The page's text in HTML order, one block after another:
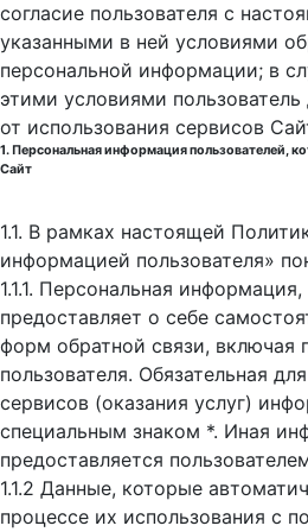
согласие пользователя с
указанными в ней условиями
персональной информации; в
этими условиями
от использования сервисов
1. Персональная информация пользователей,
Сайт
1.1. В рамках настоящей
информацией пользователя»
1.1.1. Персональная
предоставляет о себе
форм обратной связи, включая
пользователя. Обязательная
сервисов (оказания услуг)
специальным знаком *. Иная
предоставляется
1.1.2 Данные, которые
процессе их использования с